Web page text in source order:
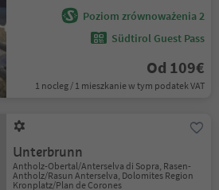
Poziom zrównoważenia 2
Südtirol Guest Pass
Od 109€
1 nocleg / 1 mieszkanie w tym podatek VAT
Unterbrunn
Antholz-Obertal/Anterselva di Sopra, Rasen-
Antholz/Rasun Anterselva, Dolomites Region
Kronplatz/Plan de Corones